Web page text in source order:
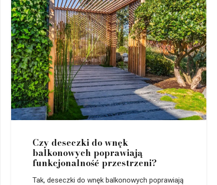
Czy deseczki do wnęk
balkonowych poprawiają
funkcjonalność przestrzeni?
Tak, deseczki do wnęk balkonowych poprawiają